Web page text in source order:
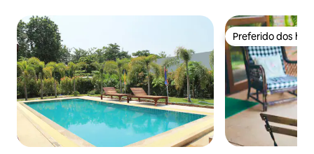
Preferido dos
Preferido dos